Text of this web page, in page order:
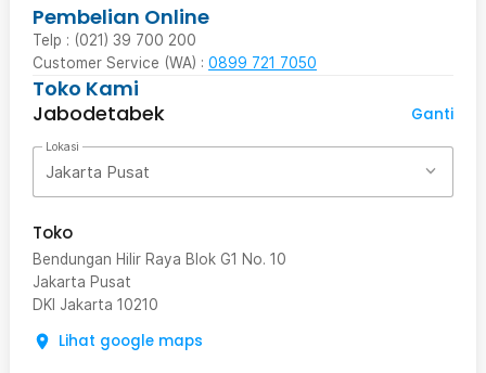
Pembelian Online
Telp : (021) 39 700 200
Customer Service (WA) : 0899 721 7050
Toko Kami
Jabodetabek
Ganti
Lokasi
Jakarta Pusat
Toko
Bendungan Hilir Raya Blok G1 No. 10
Jakarta Pusat
DKI Jakarta 10210
Lihat google maps